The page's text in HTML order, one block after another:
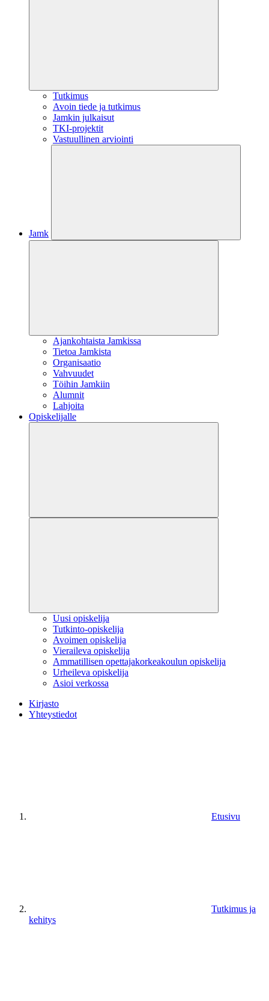
Tutkimus
Avoin tiede ja tutkimus
Jamkin julkaisut
TKI-projektit
Vastuullinen arviointi
Jamk
Ajankohtaista Jamkissa
Tietoa Jamkista
Organisaatio
Vahvuudet
Töihin Jamkiin
Alumnit
Lahjoita
Opiskelijalle
Uusi opiskelija
Tutkinto-opiskelija
Avoimen opiskelija
Vieraileva opiskelija
Ammatillisen opettajakorkeakoulun opiskelija
Urheileva opiskelija
Asioi verkossa
Kirjasto
Yhteystiedot
Etusivu
Tutkimus ja
kehitys